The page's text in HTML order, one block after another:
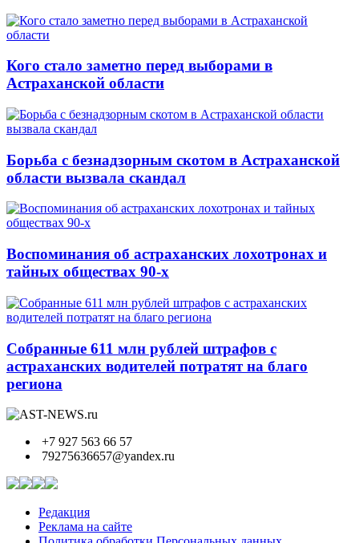
Кого стало заметно перед выборами в
Астраханской области
Борьба с безнадзорным скотом в Астраханской
области вызвала скандал
Воспоминания об астраханских лохотронах и
тайных обществах 90-х
Собранные 611 млн рублей штрафов с
астраханских водителей потратят на благо
региона
+7 927 563 66 57
79275636657@yandex.ru
Редакция
Реклама на сайте